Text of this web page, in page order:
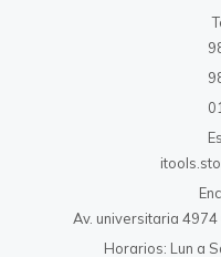
Av. universitaria
Horarios: Lun a